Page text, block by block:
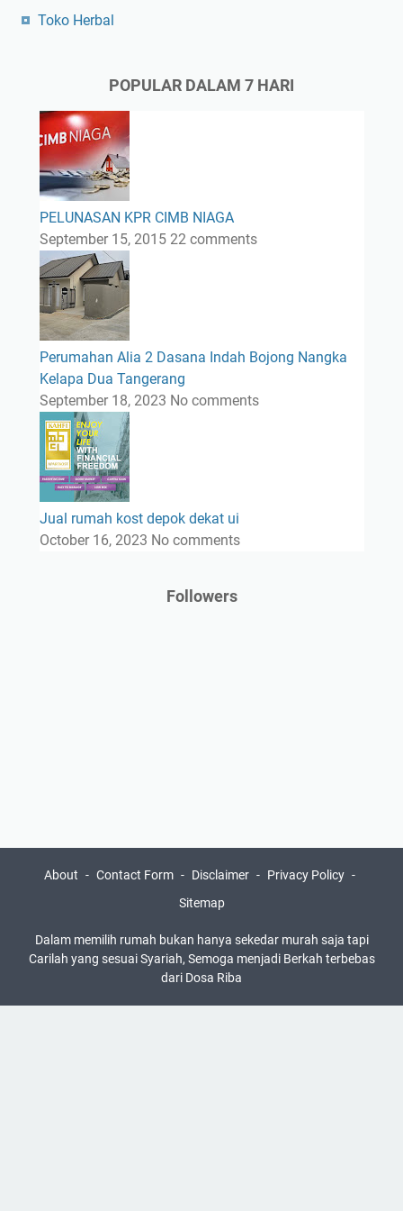
Toko Herbal
POPULAR DALAM 7 HARI
PELUNASAN KPR CIMB NIAGA
September 15, 2015 22 comments
Perumahan Alia 2 Dasana Indah Bojong Nangka
Kelapa Dua Tangerang
September 18, 2023 No comments
Jual rumah kost depok dekat ui
October 16, 2023 No comments
Followers
About Contact Form Disclaimer
Privacy Policy
Sitemap
Dalam memilih rumah bukan hanya sekedar murah saja tapi
Carilah yang sesuai Syariah, Semoga menjadi Berkah terbebas
dari Dosa Riba